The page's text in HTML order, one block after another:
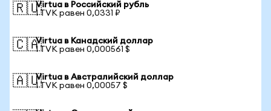
🇷🇺Virtua в Российский рубль
1 TVK равен 0,0331 ₽
🇨🇦Virtua в Канадский доллар
1 TVK равен 0,000561 $
🇦🇺Virtua в Австралийский доллар
1 TVK равен 0,00057 $